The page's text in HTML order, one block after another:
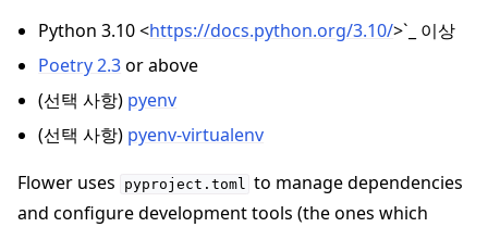
Python 3.10 <https://docs.python.org/3.10/>`_ 이상
Poetry 2.3or above
(선택 사항) pyenv
(선택 사항) pyenv-virtualenv
Flower uses
pyproject.toml to manage dependencies
and configure development tools (the ones which